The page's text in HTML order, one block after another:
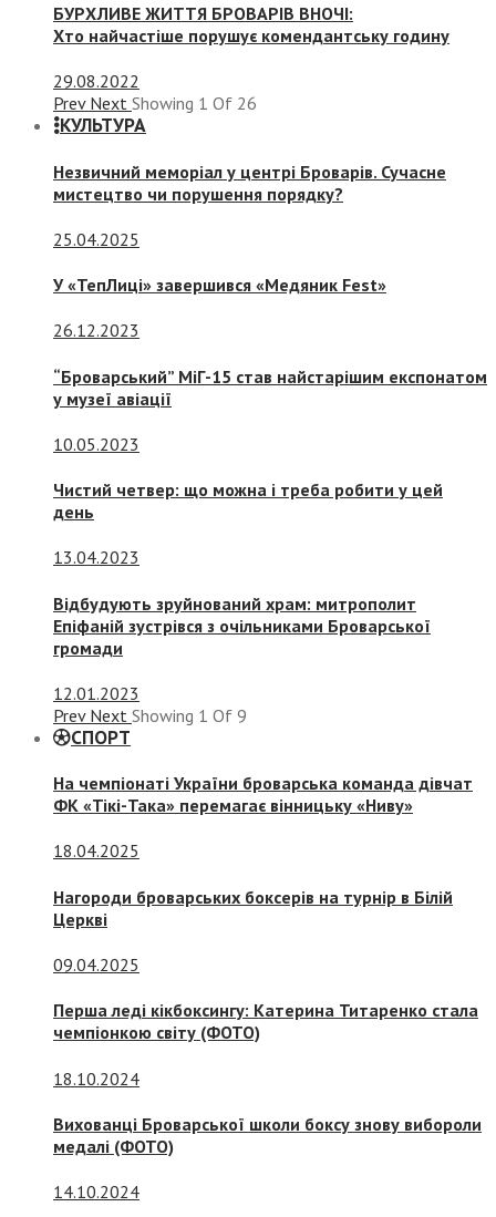
БУРХЛИВЕ ЖИТТЯ БРОВАРІВ ВНОЧІ:
Хто найчастіше порушує комендантську годину
29.08.2022
Prev Next Showing 1 Of 26
КУЛЬТУРА
Незвичний меморіал у центрі Броварів. Сучасне
мистецтво чи порушення порядку?
25.04.2025
У «ТепЛиці» завершився «Медяник Fest»
26.12.2023
“Броварський” МіГ-15 став найстарішим експонатом
у музеї авіації
10.05.2023
Чистий четвер: що можна і треба робити у цей
день
13.04.2023
Відбудують зруйнований храм: митрополит
Епіфаній зустрівся з очільниками Броварської
громади
12.01.2023
Prev Next Showing 1 Of 9
СПОРТ
На чемпіонаті України броварська команда дівчат
ФК «Тікі-Така» перемагає вінницьку «Ниву»
18.04.2025
Нагороди броварських боксерів на турнір в Білій
Церкві
09.04.2025
Перша леді кікбоксингу: Катерина Титаренко стала
чемпіонкою світу (ФОТО)
18.10.2024
Вихованці Броварської школи боксу знову вибороли
медалі (ФОТО)
14.10.2024